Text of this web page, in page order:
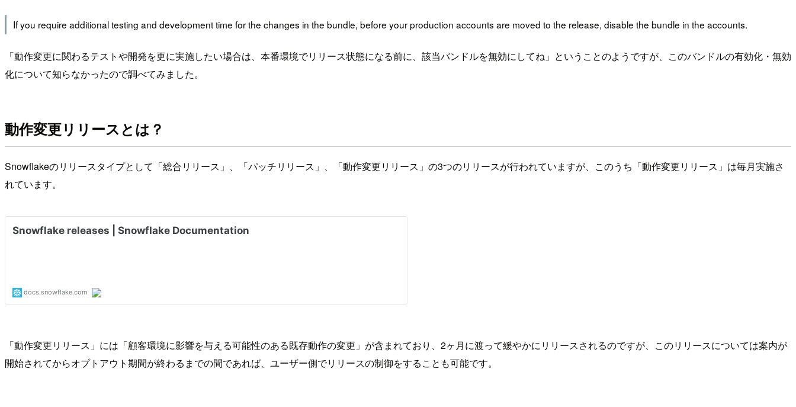
If you require additional testing and development time for the changes in the bundle, before your production accounts are moved to the release, disable the bundle in the accounts.
「動作変更に関わるテストや開発を更に実施したい場合は、本番環境でリリース状態になる前に、該当バンドルを無効にしてね」ということのようですが、このバンドルの有効化・無効
化について知らなかったので調べてみました。
動作変更リリースとは？
Snowflakeのリリースタイプとして「総合リリース」、「パッチリリース」、「動作変更リリース」の3つのリリースが行われていますが、このうち「動作変更リリース」は毎月実施さ
れています。
「動作変更リリース」には「顧客環境に影響を与える可能性のある既存動作の変更」が含まれており、2ヶ月に渡って緩やかにリリースされるのですが、このリリースについては案内が
開始されてからオプトアウト期間が終わるまでの間であれば、ユーザー側でリリースの制御をすることも可能です。